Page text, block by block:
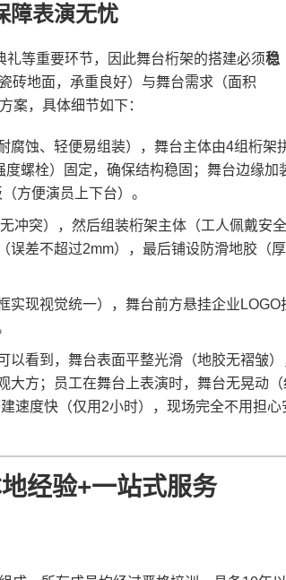
障表演无忧
礼等重要环节，因此舞台桁架的搭建必须​​稳
砖地面，承重良好）与舞台需求（面积
案，具体细节如下：
腐蚀、轻便易组装），舞台主体由4组桁架
螺栓）固定，确保结构稳固；舞台边缘加
方便演员上下台）。
冲突），然后组装桁架主体（工人佩戴安
误差不超过2mm），最后铺设防滑地胶（
实现视觉统一），舞台前方悬挂企业LOGO
看到，舞台表面平整光滑（地胶无褶皱）
大方；员工在舞台上表演时，舞台无晃动（
速度快（仅用2小时），现场完全不用担心
经验+一站式服务